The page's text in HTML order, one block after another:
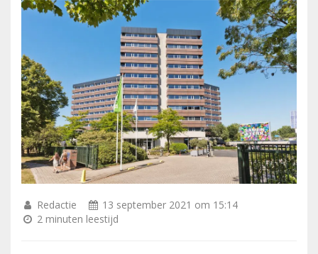
Redactie
13 september 2021 om 15:14
2 minuten leestijd